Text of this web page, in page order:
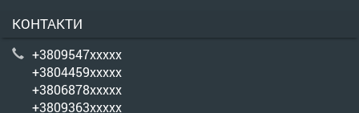
КОНТАКТИ
+3809547xxxxx
+3804459xxxxx
+3806878xxxxx
+3809363xxxxx